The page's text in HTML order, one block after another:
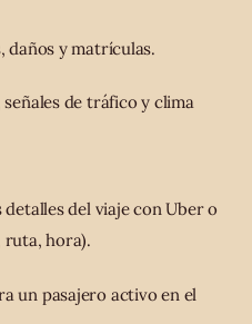
daños y matrículas.
de tráfico y clima
del viaje con Uber o
hora).
un pasajero activo en el